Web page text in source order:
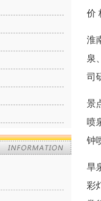
价
淮
泉
司
景
喷
钟
旱
彩